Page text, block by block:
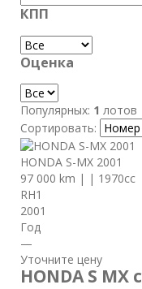
КПП
Оценка
Популярных: 1 лотов
Сортировать:
HONDA S-MX 2001
97 000 km | | 1970cc
RH1
2001
Год
—
Уточните цену
HONDA S